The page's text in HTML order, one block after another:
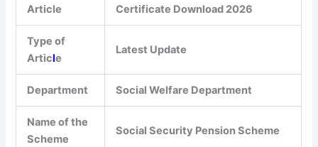
Article
Certificate Download 2026
Type of
Article
Latest Update
Department Social Welfare Department
Name of the
Scheme
Social Security Pension Scheme